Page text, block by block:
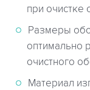
при очистке
Размеры
оптимально
очистного
Материал